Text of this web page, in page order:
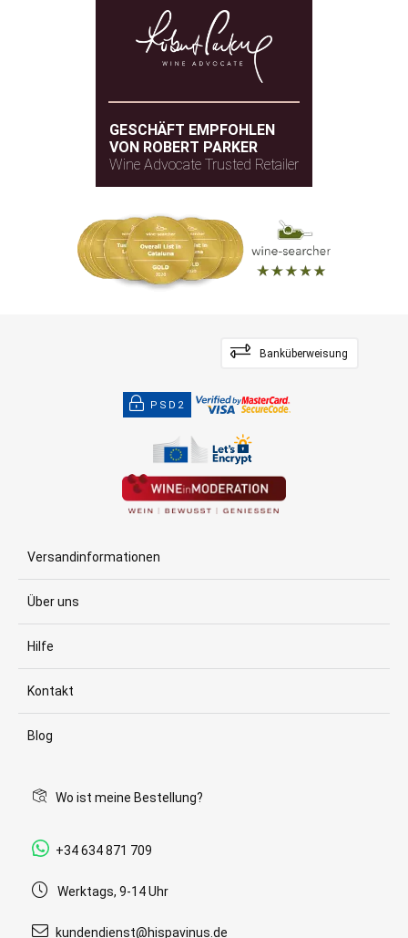
GESCHÄFT EMPFOHLEN
VON ROBERT PARKER
Wine Advocate Trusted Retailer
Banküberweisung
PSD2
Versandinformationen
Über uns
Hilfe
Kontakt
Blog
Wo ist meine Bestellung?
+34 634 871 709
Werktags, 9-14 Uhr
kundendienst@hispavinus.de